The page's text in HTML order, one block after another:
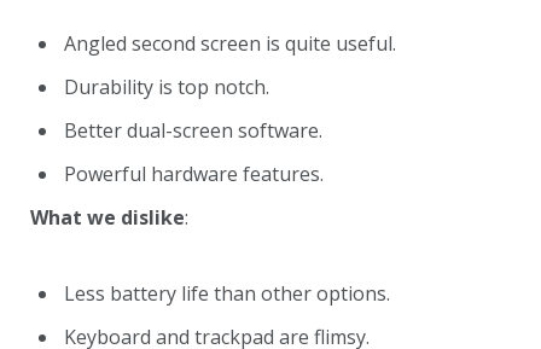
Angled second screen is quite useful.
Durability is top notch.
Better dual-screen software.
Powerful hardware features.
What we dislike:
Less battery life than other options.
Keyboard and trackpad are flimsy.